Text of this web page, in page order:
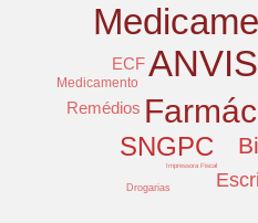
SNGPC
ECF
Remédios
Medicamento
Drogarias
Impressora Fiscal